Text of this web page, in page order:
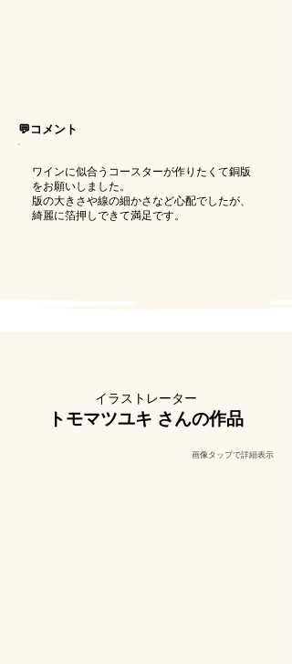
💬コメント
ワインに似合うコースターが作りたくて銅版
をお願いしました。
版の大きさや線の細かさなど心配でしたが、
綺麗に箔押しできて満足です。
​イラストレーター
トモマツユキ さんの作品
​画像タップで詳細表示